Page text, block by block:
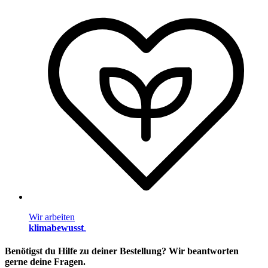
Wir arbeiten
klimabewusst.
Benötigst du Hilfe zu deiner Bestellung? Wir beantworten
gerne deine Fragen.